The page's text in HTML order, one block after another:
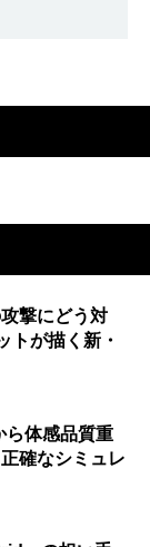
撃にどう対
が描く新・
ら体感品質重
確なシミュレ